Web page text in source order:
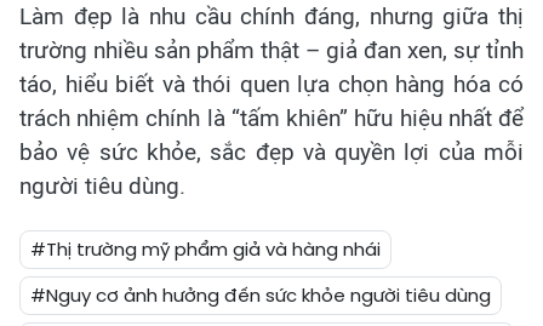
Làm đẹp là nhu cầu chính đáng, nhưng giữa thị
trường nhiều sản phẩm thật – giả đan xen, sự tỉnh
táo, hiểu biết và thói quen lựa chọn hàng hóa có
trách nhiệm chính là “tấm khiên” hữu hiệu nhất để
bảo vệ sức khỏe, sắc đẹp và quyền lợi của mỗi
người tiêu dùng.
#Thị trường mỹ phẩm giả và hàng nhái
#Nguy cơ ảnh hưởng đến sức khỏe người tiêu dùng